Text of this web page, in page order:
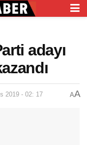
adayı
2019 - 02: 17 AA